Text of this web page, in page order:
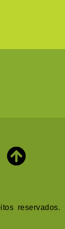
reservados.